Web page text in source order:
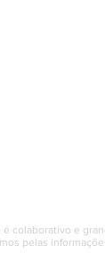
é colaborativo e
pelas